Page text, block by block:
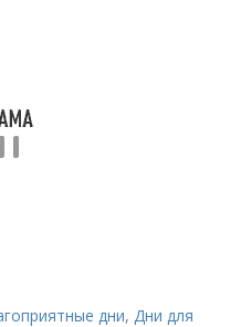
дни,Дни для